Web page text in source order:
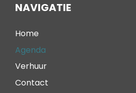
NAVIGATIE
Home
Agenda
Verhuur
Contact